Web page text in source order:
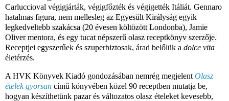
Carluccioval végigjárták, végigfőzték és végigették Itáliát. Gennaro
hatalmas figura, nem mellesleg az Egyesült Királyság egyik
legkedveltebb szakácsa (20 évesen költözött Londonba), Jamie
Oliver mentora, és egy tucat népszerű olasz receptkönyv szerzője.
Receptjei egyszerűek és szuperbiztosak, árad belőlük a dolce vita
életérzés.
A HVK Könyvek Kiadó gondozásában nemrég megjelent Olasz
ételek gyorsan című könyvében közel 90 receptben mutatja be,
hogyan készíthetünk pazar és változatos olasz ételeket kevesebb,